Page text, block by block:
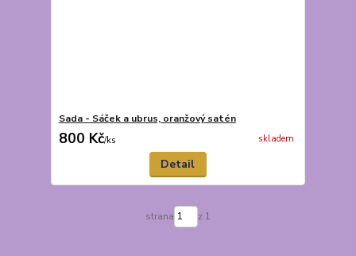
Sada - Sáček a ubrus, oranžový satén
800 Kč/ks skladem
Detail
strana z 1